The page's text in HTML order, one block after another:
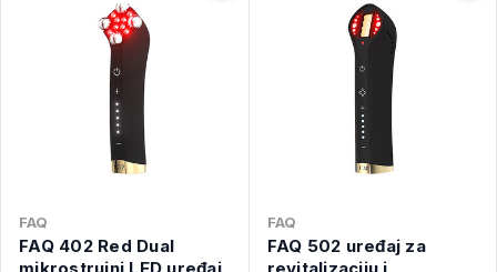
FAQ
FAQ 402 Red Dual
FAQ
FAQ 502 uređaj za